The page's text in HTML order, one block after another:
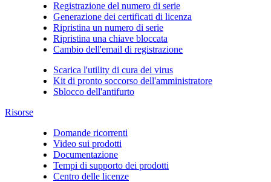
Registrazione del numero di serie
Generazione dei certificati di licenza
Ripristina un numero di serie
Ripristina una chiave bloccata
Cambio dell'email di registrazione
Scarica l'utility di cura dei virus
Kit di pronto soccorso dell'amministratore
Sblocco dell'antifurto
Risorse
Domande ricorrenti
Video sui prodotti
Documentazione
Tempi di supporto dei prodotti
Centro delle licenze